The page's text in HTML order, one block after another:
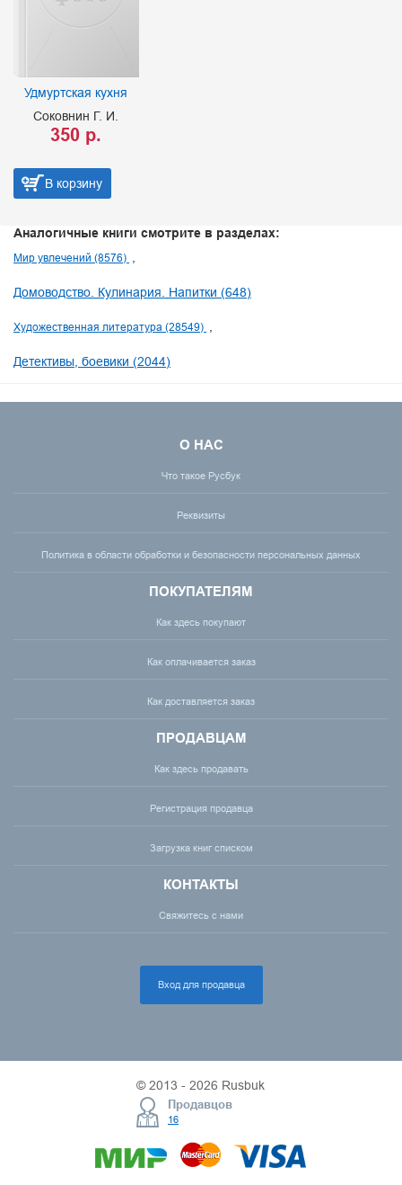
Удмуртская кухня
Соковнин Г. И.
350 р.
В корзину
Аналогичные книги смотрите в разделах:
Мир увлечений (8576)
Домоводство. Кулинария. Напитки (648)
Художественная литература (28549)
Детективы, боевики (2044)
О НАС
Что такое Русбук
Реквизиты
Политика в области обработки и безопасности персональных данных
ПОКУПАТЕЛЯМ
Как здесь покупают
Как оплачивается заказ
Как доставляется заказ
ПРОДАВЦАМ
Как здесь продавать
Регистрация продавца
Загрузка книг списком
КОНТАКТЫ
Свяжитесь с нами
Вход для продавца
© 2013 - 2026 Rusbuk
Продавцов
16